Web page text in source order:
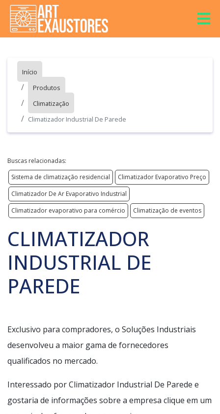
Início
Produtos
Climatização
Climatizador Industrial De Parede
Buscas relacionadas:
Sistema de climatização residencial
Climatizador Evaporativo Preço
Climatizador De Ar Evaporativo Industrial
Climatizador evaporativo para comércio
Climatização de eventos
CLIMATIZADOR
INDUSTRIAL DE
PAREDE
Exclusivo para compradores, o Soluções Industriais
desenvolveu a maior gama de fornecedores
qualificados no mercado.
Interessado por Climatizador Industrial De Parede e
gostaria de informações sobre a empresa clique em um